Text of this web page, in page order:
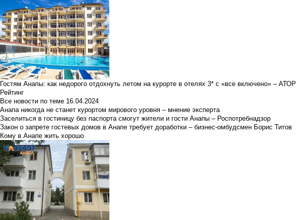
Гостям Анапы: как недорого отдохнуть летом на курорте в отелях 3* с «все включено» – АТОР
Рейтинг
Все новости по теме 16.04.2024
Анапа никогда не станет курортом мирового уровня – мнение эксперта
Заселиться в гостиницу без паспорта смогут жители и гости Анапы – Роспотребнадзор
Закон о запрете гостевых домов в Анапе требует доработки – бизнес-омбудсмен Борис Титов
Кому в Анапе жить хорошо